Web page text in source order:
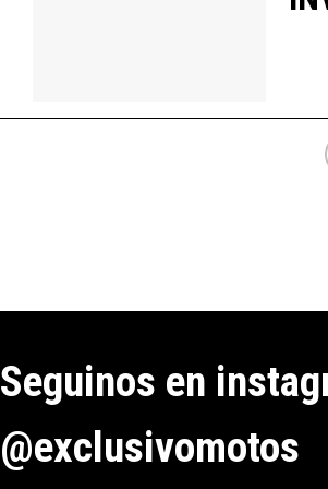
Seguinos en
@exclusivomotos